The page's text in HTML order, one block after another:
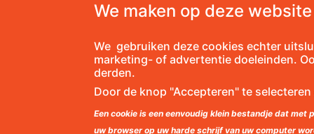
Secretariaat NVAV
2743 CV Waddinxveen
IBAN: NL82INGB0002953649
LAA - VK
IEC -
FAI
We maken op deze
We gebruiken deze cookies echter
marketing- of advertentie doeleinden.
derden.
Door de knop "Accepteren" te
Een cookie is een eenvoudig klein bestandje dat
uw browser op uw harde schrijf van uw computer